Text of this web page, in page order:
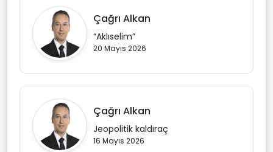
Çağrı Alkan
“Aklıselim”
20 Mayıs 2026
Çağrı Alkan
Jeopolitik kaldıraç
16 Mayıs 2026